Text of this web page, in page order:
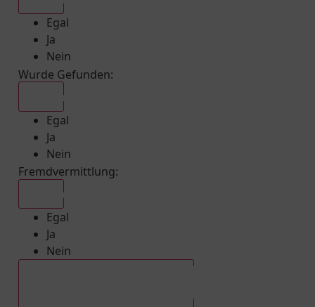
Egal
Ja
Nein
Wurde Gefunden:
Egal
Ja
Nein
Fremdvermittlung:
Egal
Ja
Nein